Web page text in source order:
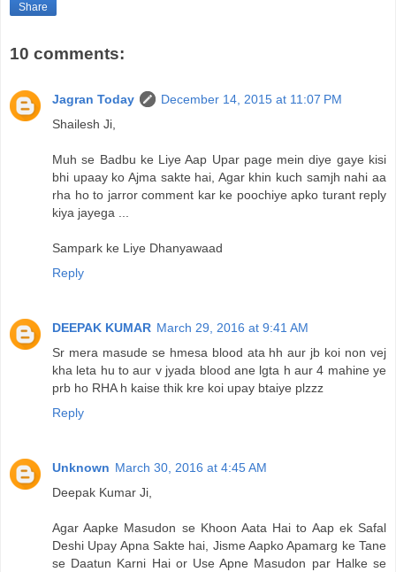
Share
10 comments:
Jagran Today
December 14, 2015 at 11:07 PM
Shailesh Ji,
Muh se Badbu ke Liye Aap Upar page mein diye gaye kisi
bhi upaay ko Ajma sakte hai, Agar khin kuch samjh nahi aa
rha ho to jarror comment kar ke poochiye apko turant reply
kiya jayega ...
Sampark ke Liye Dhanyawaad
Reply
DEEPAK KUMAR March 29, 2016 at 9:41 AM
Sr mera masude se hmesa blood ata hh aur jb koi non vej
kha leta hu to aur v jyada blood ane lgta h aur 4 mahine ye
prb ho RHA h kaise thik kre koi upay btaiye plzzz
Reply
Unknown March 30, 2016 at 4:45 AM
Deepak Kumar Ji,
Agar Aapke Masudon se Khoon Aata Hai to Aap ek Safal
Deshi Upay Apna Sakte hai, Jisme Aapko Apamarg ke Tane
se Daatun Karni Hai or Use Apne Masudon par Halke se